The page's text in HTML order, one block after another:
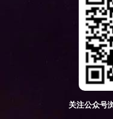
关注公众号